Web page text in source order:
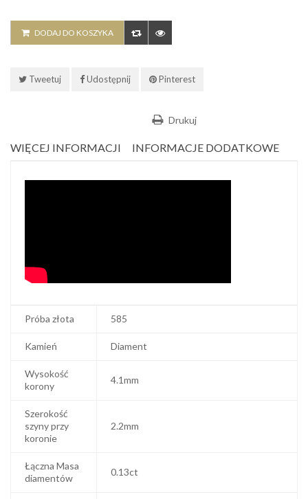
DODAJ DO KOSZYKA
Tweetuj Udostępnij Pinterest
Drukuj
WIĘCEJ INFORMACJI INFORMACJE DODATKOWE
Próba złota 585
Kamień Diament
Wysokość
korony
4.1mm
Szerokość
szyny przy
koronie
2.2mm
Łączna Masa
diamentów
0.13ct